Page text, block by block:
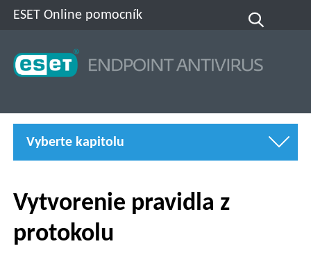
ESET Online pomocník
Vyberte kapitolu
Vytvorenie pravidla z
protokolu